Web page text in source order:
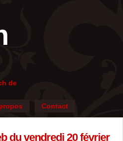
de
Contact
du vendredi 20 février